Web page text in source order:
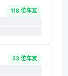
118 位车友
33 位车友